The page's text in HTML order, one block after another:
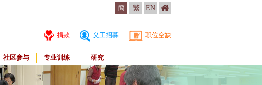
簡 繁 EN
捐款 义工招募 职位空缺
社区参与 专业训练 研究